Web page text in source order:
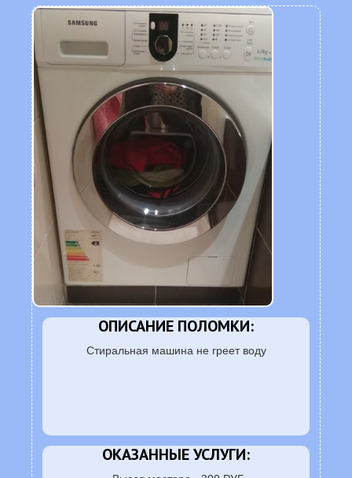
ОПИСАНИЕ ПОЛОМКИ:
Стиральная машина не греет воду
ОКАЗАННЫЕ УСЛУГИ: